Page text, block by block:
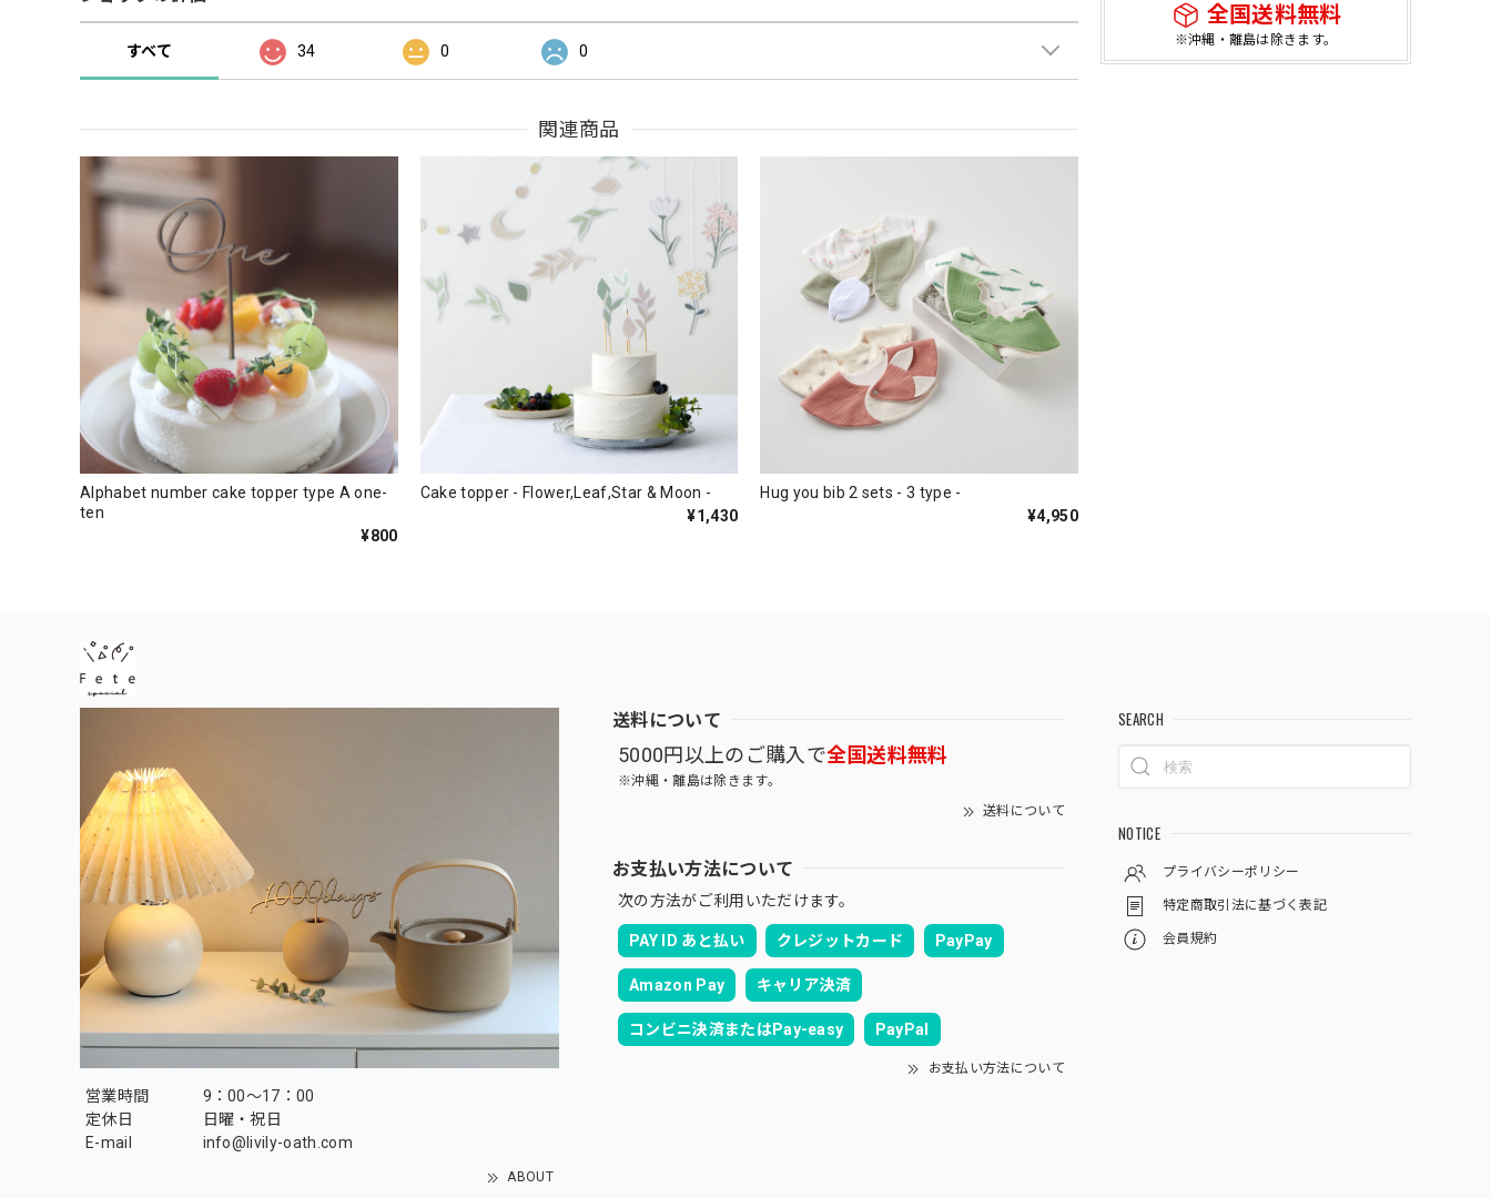
全国送料無料
※沖縄・離島は除きます。
すべて 34 0 0
関連商品
Alphabet number cake topper type A one-
ten
¥800
Cake topper - Flower,Leaf,Star & Moon -
¥1,430
Hug you bib 2 sets - 3 type -
¥4,950
営業時間
9：00～17：00
定休日
日曜・祝日
E-mail
info@livily-oath.com
ABOUT
送料について
5000円以上のご購入で全国送料無料
※沖縄・離島は除きます。
送料について
お支払い方法について
次の方法がご利用いただけます。
PAY ID あと払い クレジットカード PayPay
Amazon Pay キャリア決済
コンビニ決済またはPay-easy PayPal
お支払い方法について
SEARCH
NOTICE
プライバシーポリシー
特定商取引法に基づく表記
会員規約